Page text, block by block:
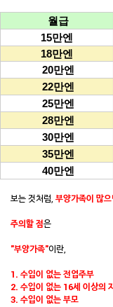
월급
15만엔
18만엔
20만엔
22만엔
25만엔
28만엔
30만엔
35만엔
40만엔
보는 것처럼, 부양가족이 많
주의할 점은
"부양가족"이란,
1. 수입이 없는 전업주부
2. 수입이 없는 16세 이상의
3. 수입이 없는 부모